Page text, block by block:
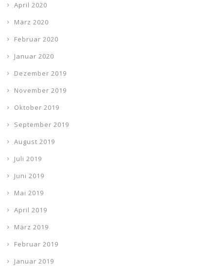
April 2020
März 2020
Februar 2020
Januar 2020
Dezember 2019
November 2019
Oktober 2019
September 2019
August 2019
Juli 2019
Juni 2019
Mai 2019
April 2019
März 2019
Februar 2019
Januar 2019